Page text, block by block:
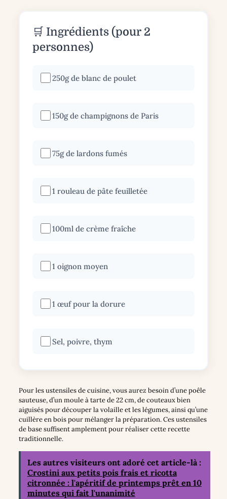
🛒 Ingrédients (pour 2
personnes)
250g de blanc de poulet
150g de champignons de Paris
75g de lardons fumés
1 rouleau de pâte feuilletée
100ml de crème fraîche
1 oignon moyen
1 œuf pour la dorure
Sel, poivre, thym
Pour les ustensiles de cuisine, vous aurez besoin d’une poêle
sauteuse, d’un moule à tarte de 22 cm, de couteaux bien
aiguisés pour découper la volaille et les légumes, ainsi qu’une
cuillère en bois pour mélanger la préparation. Ces ustensiles
de base suffisent amplement pour réaliser cette recette
traditionnelle.
Les autres visiteurs ont adoré cet article-là :
Crostini aux petits pois frais et ricotta
citronnée : l'apéritif de printemps prêt en 10
minutes qui fait l'unanimité